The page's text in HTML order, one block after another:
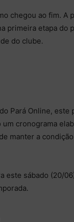
chegou ao fim. A
primeira etapa do
do clube.
Pará Online, este
cronograma
manter a
este sábado (20/